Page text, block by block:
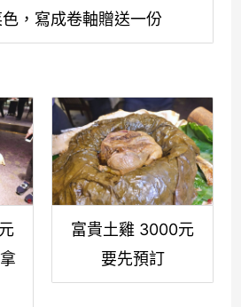
，寫成卷軸贈送一份
富貴土雞 3000元
要先預訂